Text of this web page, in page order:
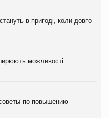
в пригоді, коли довго
можливості
по повышению